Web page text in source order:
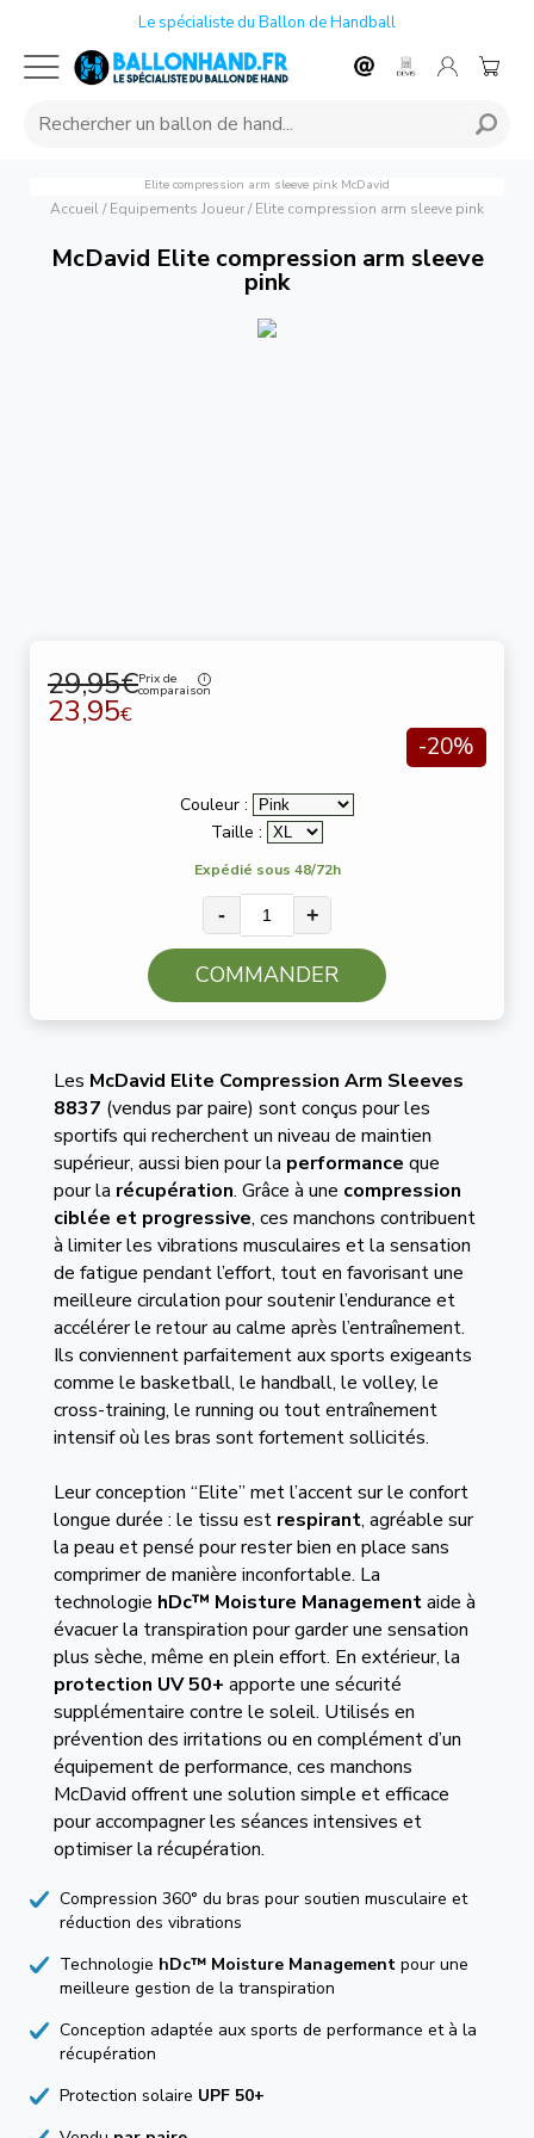
Le spécialiste du Ballon de Handball
Elite compression arm sleeve pink McDavid
Accueil/ Equipements Joueur/ Elite compression arm sleeve pink
McDavid Elite compression arm sleeve
pink
29,95€Prix de
comparaison
23,95€
-20%
Couleur :
Taille :
Expédié sous 48/72h
- +
COMMANDER
Les McDavid Elite Compression Arm Sleeves
8837 (vendus par paire) sont conçus pour les
sportifs qui recherchent un niveau de maintien
supérieur, aussi bien pour la performance que
pour la récupération. Grâce à une compression
ciblée et progressive, ces manchons contribuent
à limiter les vibrations musculaires et la sensation
de fatigue pendant l’effort, tout en favorisant une
meilleure circulation pour soutenir l’endurance et
accélérer le retour au calme après l’entraînement.
Ils conviennent parfaitement aux sports exigeants
comme le basketball, le handball, le volley, le
cross-training, le running ou tout entraînement
intensif où les bras sont fortement sollicités.
Leur conception “Elite” met l’accent sur le confort
longue durée : le tissu est respirant, agréable sur
la peau et pensé pour rester bien en place sans
comprimer de manière inconfortable. La
technologie hDc™ Moisture Managementaide à
évacuer la transpiration pour garder une sensation
plus sèche, même en plein effort. En extérieur, la
protection UV 50+ apporte une sécurité
supplémentaire contre le soleil. Utilisés en
prévention des irritations ou en complément d’un
équipement de performance, ces manchons
McDavid offrent une solution simple et efficace
pour accompagner les séances intensives et
optimiser la récupération.
Compression 360° du bras pour soutien musculaire et
réduction des vibrations
Technologie hDc™ Moisture Management pour une
meilleure gestion de la transpiration
Conception adaptée aux sports de performance et à la
récupération
Protection solaire UPF 50+